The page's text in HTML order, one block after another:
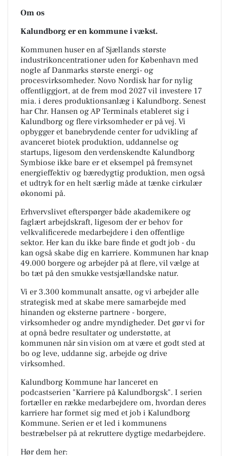
Om os
Kalundborg er en kommune i vækst.
Kommunen huser en af Sjællands største
industrikoncentrationer uden for København med
nogle af Danmarks største energi- og
procesvirksomheder. Novo Nordisk har for nylig
offentliggjort, at de frem mod 2027 vil investere 17
mia. i deres produktionsanlæg i Kalundborg. Senest
har Chr. Hansen og AP Terminals etableret sig i
Kalundborg og flere virksomheder er på vej. Vi
opbygger et banebrydende center for udvikling af
avanceret biotek produktion, uddannelse og
startups, ligesom den verdenskendte Kalundborg
Symbiose ikke bare er et eksempel på fremsynet
energieffektiv og bæredygtig produktion, men også
et udtryk for en helt særlig måde at tænke cirkulær
økonomi på.
Erhvervslivet efterspørger både akademikere og
faglært arbejdskraft, ligesom der er behov for
velkvalificerede medarbejdere i den offentlige
sektor. Her kan du ikke bare finde et godt job - du
kan også skabe dig en karriere. Kommunen har knap
49.000 borgere og arbejder på at flere, vil vælge at
bo tæt på den smukke vestsjællandske natur.
Vi er 3.300 kommunalt ansatte, og vi arbejder alle
strategisk med at skabe mere samarbejde med
hinanden og eksterne partnere - borgere,
virksomheder og andre myndigheder. Det gør vi for
at opnå bedre resultater og understøtte, at
kommunen når sin vision om at være et godt sted at
bo og leve, uddanne sig, arbejde og drive
virksomhed.
Kalundborg Kommune har lanceret en
podcastserien "Karriere på Kalundborgsk". I serien
fortæller en række medarbejdere om, hvordan deres
karriere har formet sig med et job i Kalundborg
Kommune. Serien er et led i kommunens
bestræbelser på at rekruttere dygtige medarbejdere.
Hør dem her: